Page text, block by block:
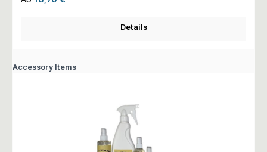
Details
Accessory Items